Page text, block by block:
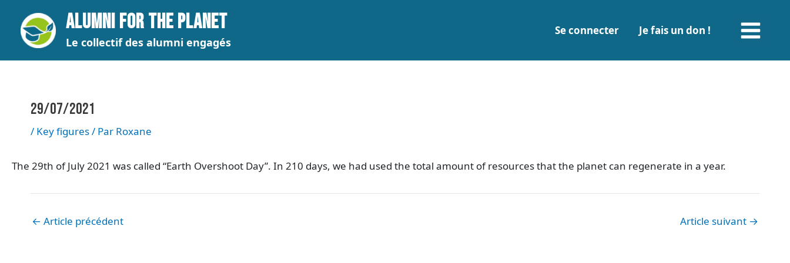
contenu
ALUMNI FOR THE PLANET
Le collectif des alumni engagés
Se connecter Je fais un don !
Menu
29/07/2021
/ Key figures/ Par Roxane
The 29th of July 2021 was called “Earth Overshoot Day”. In 210 days, we had used the total amount of resources that the planet can regenerate in a year.
des
articles
← Article précédent Article suivant →